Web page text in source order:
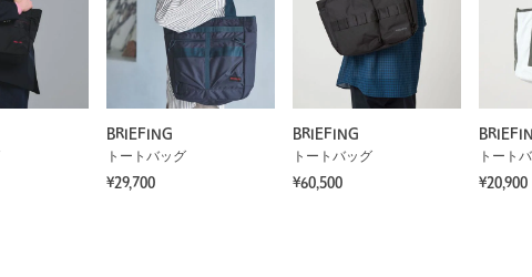
BRIEFING
トートバッグ
¥29,700
BRIEFING
トートバッグ
¥60,500
トート
¥20,900